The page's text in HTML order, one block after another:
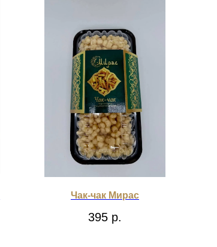
Чак-чак Мирас
395 р.